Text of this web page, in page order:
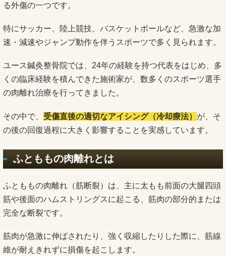
る外傷の一つです。
特にサッカー、陸上競技、バスケットボールなど、急激な加
速・減速やジャンプ動作を伴うスポーツで多く見られます。
ユース鍼灸整骨院では、24年の経験を持つ代表をはじめ、多
くの臨床経験を積んできた施術家が、数多くのスポーツ選手
の肉離れ治療を行ってきました。
その中で、 受傷直後の適切なアイシング（冷却療法） が、そ
の後の回復過程に大きく影響することを実感しています。
ふとももの肉離れとは
ふとももの肉離れ（筋断裂）は、主に太もも前面の大腿四頭
筋や後面のハムストリングスに起こる、筋肉の部分的または
完全な断裂です。
筋肉が急激に伸ばされたり、強く収縮したりした際に、筋線
維が耐えきれずに損傷を起こします。